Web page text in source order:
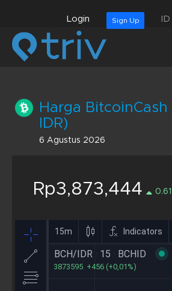
Login Sign Up ID
Harga BitcoinCash
IDR)
6 Agustus 2026
Rp3,873,444